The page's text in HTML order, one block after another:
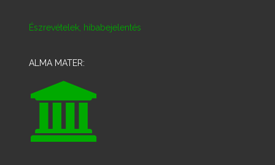
Észrevételek, hibabejelentés
ALMA MATER: